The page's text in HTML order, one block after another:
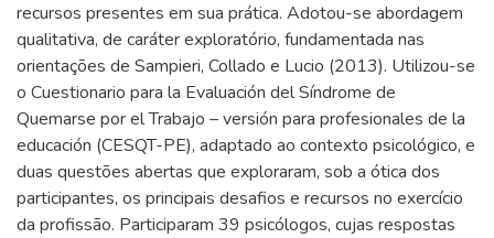
recursos presentes em sua prática. Adotou-se abordagem
qualitativa, de caráter exploratório, fundamentada nas
orientações de Sampieri, Collado e Lucio (2013). Utilizou-se
o Cuestionario para la Evaluación del Síndrome de
Quemarse por el Trabajo – versión para profesionales de la
educación (CESQT-PE), adaptado ao contexto psicológico, e
duas questões abertas que exploraram, sob a ótica dos
participantes, os principais desafios e recursos no exercício
da profissão. Participaram 39 psicólogos, cujas respostas